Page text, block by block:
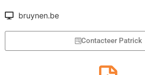
bruynen.be
Contacteer Patrick